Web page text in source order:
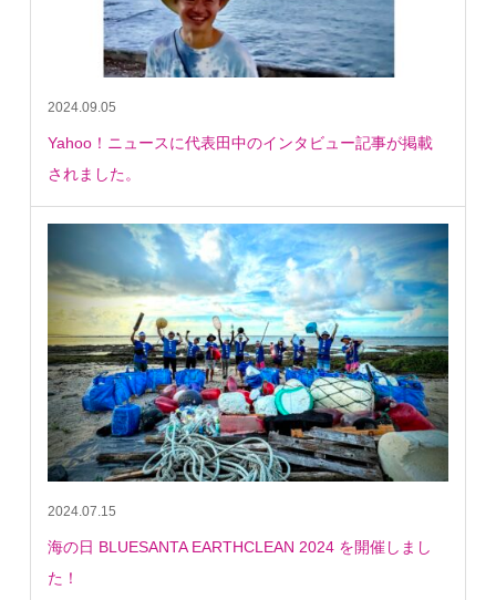
2024.09.05
Yahoo！ニュースに代表田中のインタビュー記事が掲載
されました。
2024.07.15
海の日 BLUESANTA EARTHCLEAN 2024 を開催しまし
た！